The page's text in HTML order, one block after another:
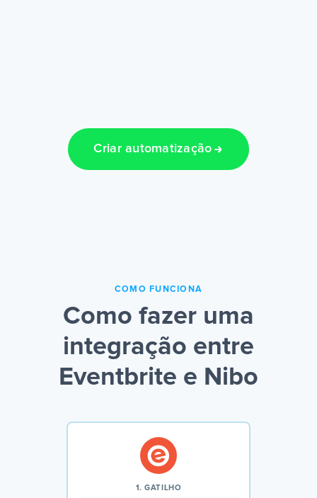
Criar automatização
COMO FUNCIONA
Como fazer uma
integração entre
Eventbrite e Nibo
1. GATILHO